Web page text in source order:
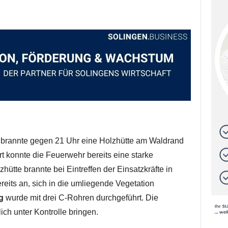
gegen 21 Uhr eine Holzhütte am Waldrand
konnte die Feuerwehr bereits eine starke
brannte bei Eintreffen der Einsatzkräfte in
an, sich in die umliegende Vegetation
wurde mit drei C-Rohren durchgeführt. Die
unter Kontrolle bringen.